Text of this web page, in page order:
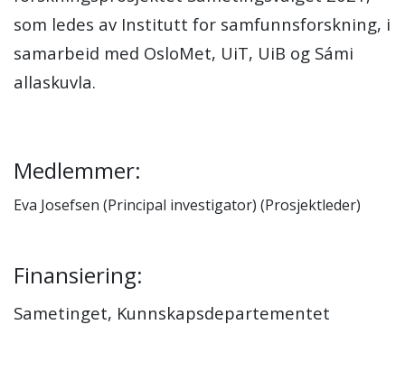
som ledes av Institutt for samfunnsforskning, i
samarbeid med OsloMet, UiT, UiB og Sámi
allaskuvla.
Medlemmer:
Eva Josefsen (Principal investigator) (Prosjektleder)
Finansiering:
Sametinget, Kunnskapsdepartementet